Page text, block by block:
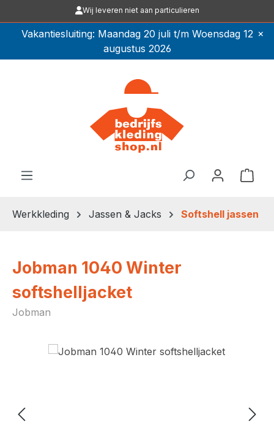
Ga naar de hoofdinhoudWij leveren niet aan particulieren
Vakantiesluiting: Maandag 20 juli t/m Woensdag 12
augustus 2026
×
Werkkleding Jassen & Jacks Softshell jassen
Jobman 1040 Winter
softshelljacket
Jobman
Afbeeldingengalerij overslaan